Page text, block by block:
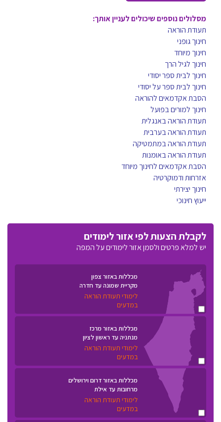
מסלולים נוספים שיכולים לעניין אותך:
תעודת הוראה
חינוך גופני
חינוך מיוחד
חינוך לגיל הרך
חינוך לבית ספר יסודי
חינוך לבית ספר על יסודי
הסבת אקדמאים להוראה
חינוך למורים בפועל
תעודת הוראה באנגלית
תעודת הוראה בערבית
תעודת הוראה במתמטיקה
תעודת הוראה באומנות
הסבת אקדמאים לחינוך מיוחד
אזרחות ודמוקרטיה
חינוך יצירתי
ייעוץ חינוכי
לקבלת הצעות לפי אזור לימודים
יש למלא פרטים ולסמן אזור לימודים על המפה
מכללות באזור צפון
מקריית שמונה עד חדרה
לימודי תעודת הוראה
במדעים
מכללות באזור מרכז
מנתניה עד ראשון לציון
לימודי תעודת הוראה
במדעים
מכללות באזור דרום וירושלים
מרחובות עד אילת
לימודי תעודת הוראה
במדעים